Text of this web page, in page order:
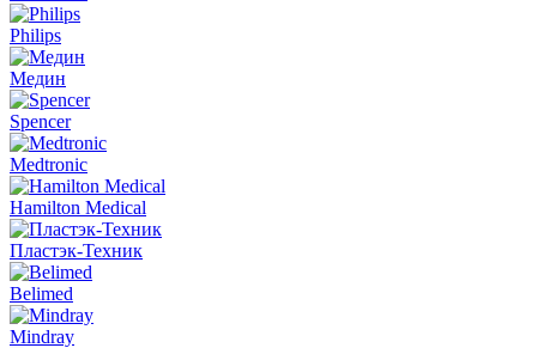
Philips
Медин
Spencer
Medtronic
Hamilton Medical
Пластэк-Техник
Belimed
Mindray